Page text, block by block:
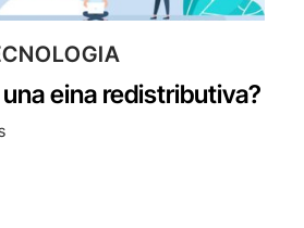
eina redistributiva?